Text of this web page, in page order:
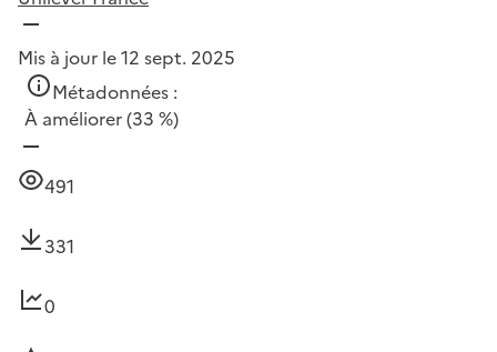
Mis à jour le 12 sept. 2025
Métadonnées :
À améliorer(33 %)
491
331
0